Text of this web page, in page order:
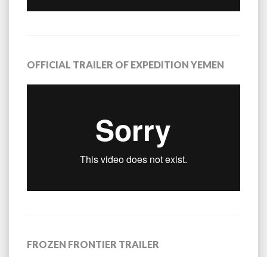
OFFICIAL TRAILER OF EXPEDITION YEMEN
FROZEN FRONTIER TRAILER